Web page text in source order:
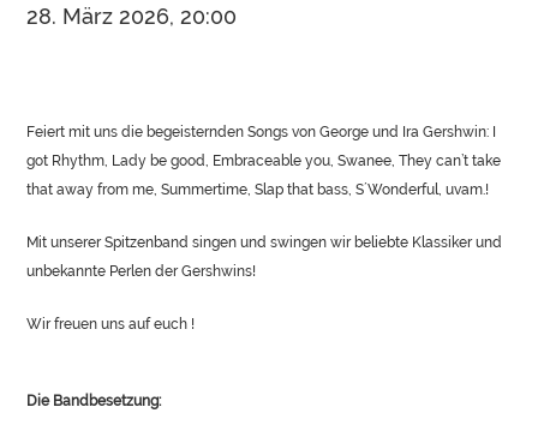
28. März 2026, 20:00
Feiert mit uns die begeisternden Songs von George und Ira Gershwin: I
got Rhythm, Lady be good, Embraceable you, Swanee, They can’t take
that away from me, Summertime, Slap that bass, S´Wonderful, uvam.!
Mit unserer Spitzenband singen und swingen wir beliebte Klassiker und
unbekannte Perlen der Gershwins!
Wir freuen uns auf euch !
Die Bandbesetzung: